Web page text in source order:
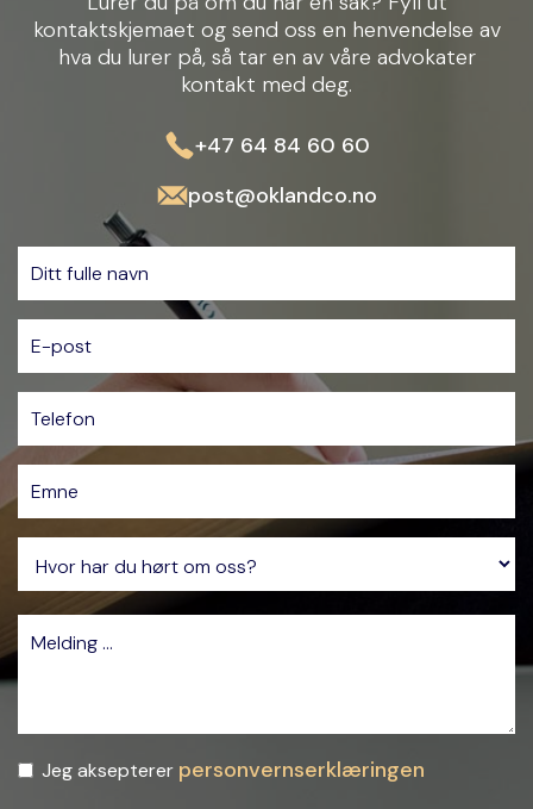
kontaktskjemaet og send oss en henvendelse av
hva du lurer på, så tar en av våre advokater
kontakt med deg.
+47 64 84 60 60
post@oklandco.no
Jeg aksepterer personvernserklæringen